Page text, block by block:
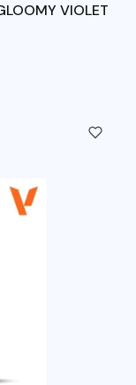
VIOLET